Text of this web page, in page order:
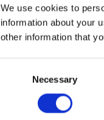
We use cookies to
information about your
other information that
Necessary